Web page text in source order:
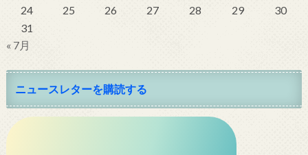
24
25 26 27 28 29
30
31
« 7月
ニュースレターを購読する